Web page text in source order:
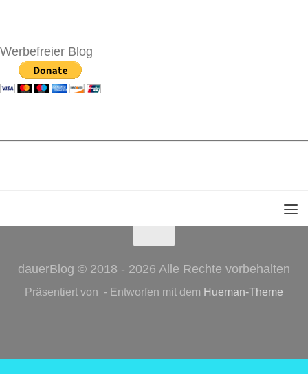
Werbefreier Blog
dauerBlog © 2018 - 2026 Alle Rechte vorbehalten
Präsentiert von - Entworfen mit dem Hueman-Theme